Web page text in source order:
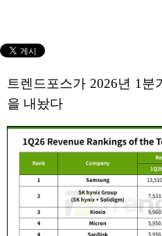
트렌드포스가 2026년 1
을 내놨다